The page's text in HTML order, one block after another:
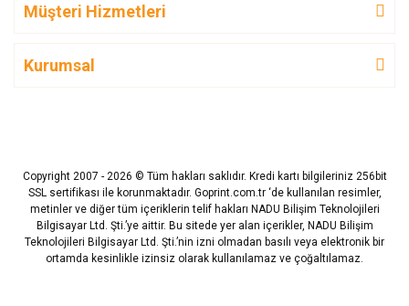
Müşteri Hizmetleri
Kurumsal
Copyright 2007 - 2026 © Tüm hakları saklıdır. Kredi kartı bilgileriniz 256bit
SSL sertifikası ile korunmaktadır. Goprint.com.tr ‘de kullanılan resimler,
metinler ve diğer tüm içeriklerin telif hakları NADU Bilişim Teknolojileri
Bilgisayar Ltd. Şti.’ye aittir. Bu sitede yer alan içerikler, NADU Bilişim
Teknolojileri Bilgisayar Ltd. Şti.’nin izni olmadan basılı veya elektronik bir
ortamda kesinlikle izinsiz olarak kullanılamaz ve çoğaltılamaz.